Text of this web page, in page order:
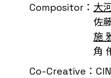
Compositor： 大
佐
施
角
Co-Creative：